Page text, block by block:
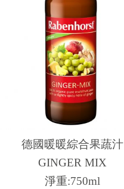
德國暖暖綜合果蔬汁
GINGER MIX
淨重:750ml